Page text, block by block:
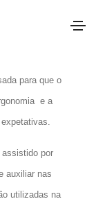
para que o
e a
por
auxiliar nas
utilizadas na